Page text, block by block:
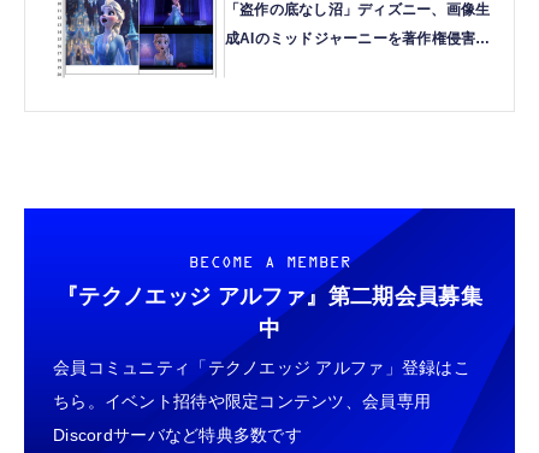
「盗作の底なし沼」ディズニー、画像生
成AIのミッドジャーニーを著作権侵害で
BECOME A MEMBER
『テクノエッジ アルファ』 第二期会員募集
中
会員コミュニティ「テクノエッジ アルファ」登録はこ
ちら。イベント招待や限定コンテンツ、会員専用
Discordサーバなど特典多数です